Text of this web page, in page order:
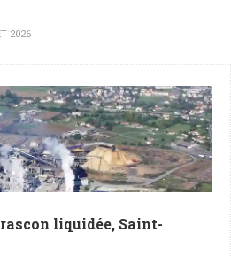
2026
liquidée, Saint-